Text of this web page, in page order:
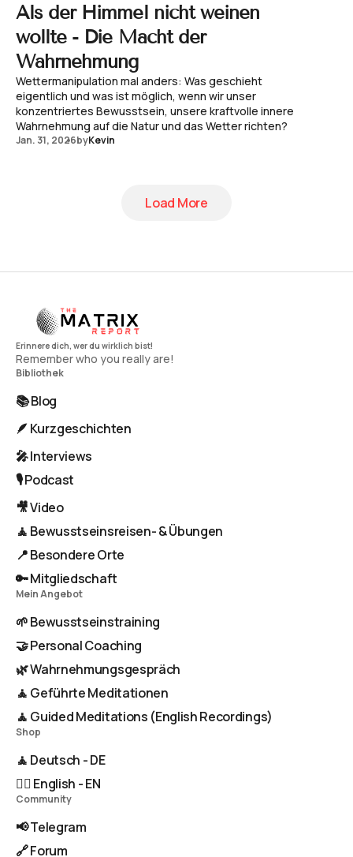
Als der Himmel nicht weinen
wollte - Die Macht der
Wahrnehmung
Wettermanipulation mal anders: Was geschieht
eigentlich und was ist möglich, wenn wir unser
konzentriertes Bewusstsein, unsere kraftvolle innere
Wahrnehmung auf die Natur und das Wetter richten?
Jan. 31, 2026byKevin
Load More
Remember who you really are!
Bibliothek
📚 Blog
🪶 Kurzgeschichten
🎤 Interviews
🎙️ Podcast
🎥 Video
🧘 Bewusstseinsreisen- & Übungen
📍 Besondere Orte
🔑 Mitgliedschaft
Mein Angebot
🌱 Bewusstseinstraining
🤝 Personal Coaching
🌿 Wahrnehmungsgespräch
🧘 Geführte Meditationen
🧘 Guided Meditations (English Recordings)
Shop
🧘 Deutsch - DE
🧘‍♂️ English - EN
Community
📢 Telegram
🔗 Forum